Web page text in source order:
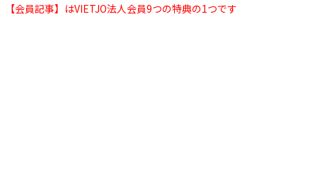
【会員記事】はVIETJO法人会員9つの特典の1つです